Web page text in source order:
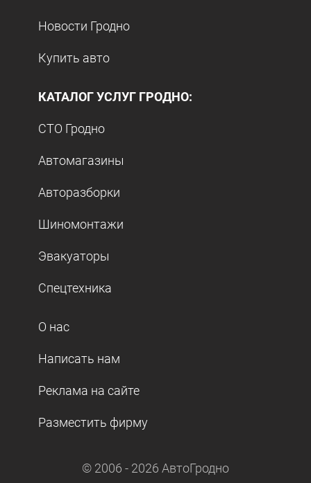
Новости Гродно
Купить авто
КАТАЛОГ УСЛУГ ГРОДНО:
СТО Гродно
Автомагазины
Авторазборки
Шиномонтажи
Эвакуаторы
Спецтехника
О нас
Написать нам
Реклама на сайте
Разместить фирму
© 2006 - 2026 АвтоГродно